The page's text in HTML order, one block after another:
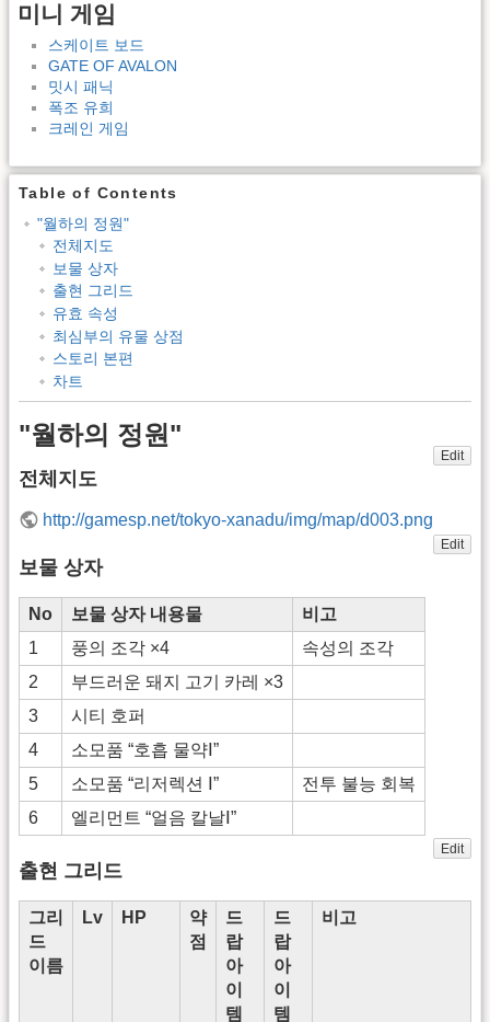
미니 게임
스케이트 보드
GATE OF AVALON
밋시 패닉
폭조 유희
크레인 게임
Table of Contents
"월하의 정원"
전체지도
보물 상자
출현 그리드
유효 속성
최심부의 유물 상점
스토리 본편
차트
"월하의 정원"
Edit
전체지도
http://gamesp.net/tokyo-xanadu/img/map/d003.png
Edit
보물 상자
No 보물 상자 내용물
비고
1
풍의 조각 ×4
속성의 조각
2
부드러운 돼지 고기 카레 ×3
3
시티 호퍼
4
소모품 “호흡 물약Ⅰ”
5
소모품 “리저렉션 Ⅰ”
전투 불능 회복
6
엘리먼트 “얼음 칼날Ⅰ”
Edit
출현 그리드
그리
드
이름
Lv HP
약
점
드
랍
아
이
템
드
랍
아
이
템
비고